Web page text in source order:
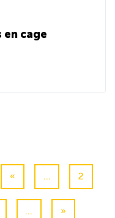
cage
« ... 2
... »